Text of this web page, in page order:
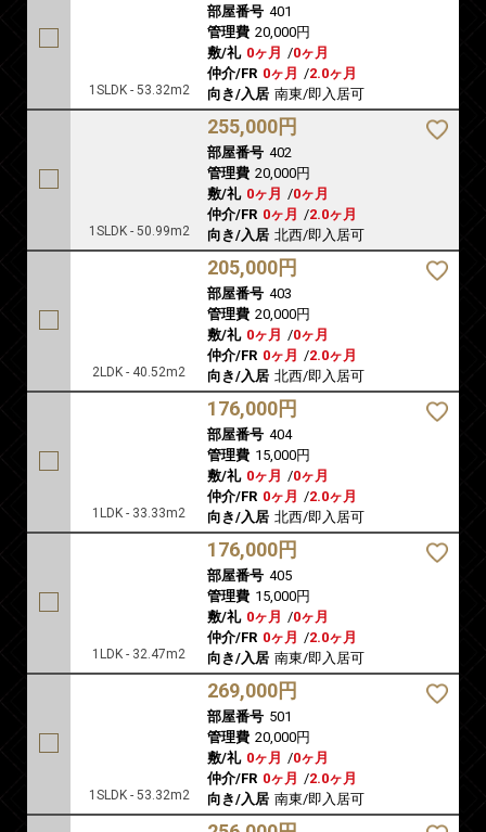
1SLDK - 53.32m2
部屋番号 401
管理費 20,000円
敷/礼 0ヶ月 /0ヶ月
仲介/FR 0ヶ月 /2.0ヶ月
向き/入居 南東/即入居可
1SLDK - 50.99m2
255,000円
部屋番号 402
管理費 20,000円
敷/礼 0ヶ月 /0ヶ月
仲介/FR 0ヶ月 /2.0ヶ月
向き/入居 北西/即入居可
2LDK - 40.52m2
205,000円
部屋番号 403
管理費 20,000円
敷/礼 0ヶ月 /0ヶ月
仲介/FR 0ヶ月 /2.0ヶ月
向き/入居 北西/即入居可
1LDK - 33.33m2
176,000円
部屋番号 404
管理費 15,000円
敷/礼 0ヶ月 /0ヶ月
仲介/FR 0ヶ月 /2.0ヶ月
向き/入居 北西/即入居可
1LDK - 32.47m2
176,000円
部屋番号 405
管理費 15,000円
敷/礼 0ヶ月 /0ヶ月
仲介/FR 0ヶ月 /2.0ヶ月
向き/入居 南東/即入居可
1SLDK - 53.32m2
269,000円
部屋番号 501
管理費 20,000円
敷/礼 0ヶ月 /0ヶ月
仲介/FR 0ヶ月 /2.0ヶ月
向き/入居 南東/即入居可